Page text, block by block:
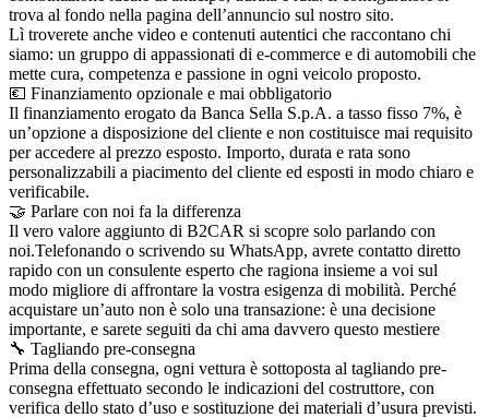
trova al fondo nella pagina dell’annuncio sul nostro sito.
Lì troverete anche video e contenuti autentici che raccontano chi
siamo: un gruppo di appassionati di e-commerce e di automobili che
mette cura, competenza e passione in ogni veicolo proposto.
💶 Finanziamento opzionale e mai obbligatorio
Il finanziamento erogato da Banca Sella S.p.A. a tasso fisso 7%, è
un’opzione a disposizione del cliente e non costituisce mai requisito
per accedere al prezzo esposto. Importo, durata e rata sono
personalizzabili a piacimento del cliente ed esposti in modo chiaro e
verificabile.
🤝 Parlare con noi fa la differenza
Il vero valore aggiunto di B2CAR si scopre solo parlando con
noi.Telefonando o scrivendo su WhatsApp, avrete contatto diretto
rapido con un consulente esperto che ragiona insieme a voi sul
modo migliore di affrontare la vostra esigenza di mobilità. Perché
acquistare un’auto non è solo una transazione: è una decisione
importante, e sarete seguiti da chi ama davvero questo mestiere
🔧 Tagliando pre-consegna
Prima della consegna, ogni vettura è sottoposta al tagliando pre-
consegna effettuato secondo le indicazioni del costruttore, con
verifica dello stato d’uso e sostituzione dei materiali d’usura previsti.